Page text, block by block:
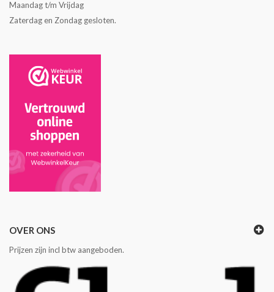
Maandag t/m Vrijdag
Zaterdag en Zondag gesloten.
OVER ONS
Prijzen zijn incl btw aangeboden.